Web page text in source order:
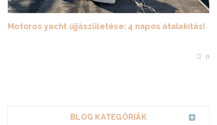
Motoros yacht újjászületése: 4 napos átalakítás!
0
BLOG KATEGÓRIÁK